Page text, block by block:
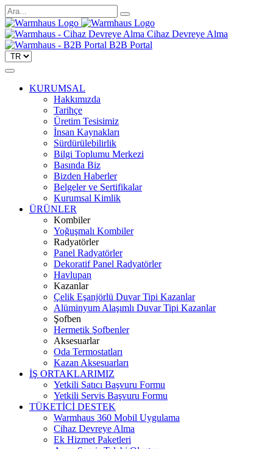
Cihaz Devreye Alma
B2B Portal
KURUMSAL
Hakkımızda
Tarihçe
Üretim Tesisimiz
İnsan Kaynakları
Sürdürülebilirlik
Bilgi Toplumu Merkezi
Basında Biz
Bizden Haberler
Belgeler ve Sertifikalar
Kurumsal Kimlik
ÜRÜNLER
Kombiler
Yoğuşmalı Kombiler
Radyatörler
Panel Radyatörler
Dekoratif Panel Radyatörler
Havlupan
Kazanlar
Çelik Eşanjörlü Duvar Tipi Kazanlar
Alüminyum Alaşımlı Duvar Tipi Kazanlar
Şofben
Hermetik Şofbenler
Aksesuarlar
Oda Termostatları
Kazan Aksesuarları
İŞ ORTAKLARIMIZ
Yetkili Satıcı Başvuru Formu
Yetkili Servis Başvuru Formu
TÜKETİCİ DESTEK
Warmhaus 360 Mobil Uygulama
Cihaz Devreye Alma
Ek Hizmet Paketleri